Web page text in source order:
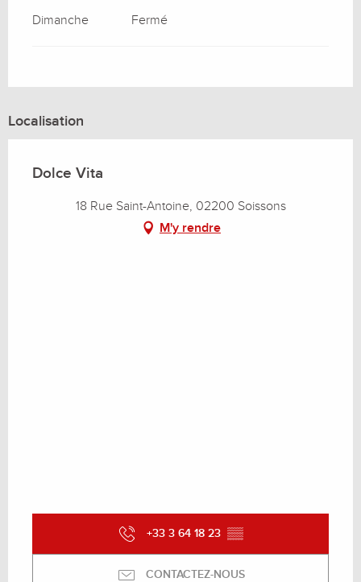
Dimanche Fermé
Localisation
Dolce Vita
18 Rue Saint-Antoine, 02200 Soissons
M'y rendre
+33 3 64 18 23 ▒▒
CONTACTEZ-NOUS